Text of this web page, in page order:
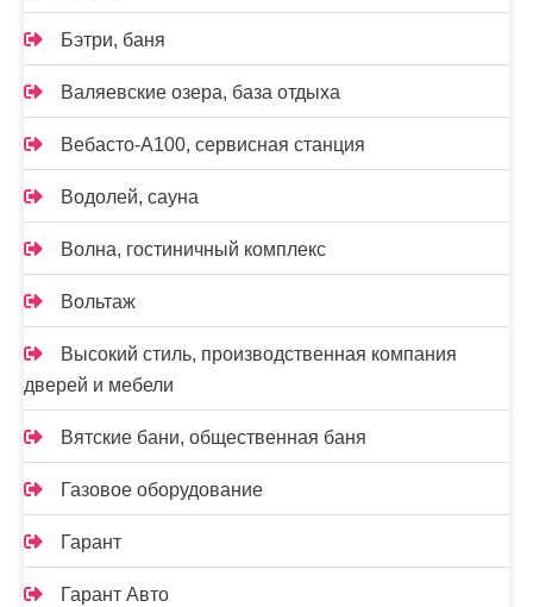
Бэтри, баня
Валяевские озера, база отдыха
Вебасто-А100, сервисная станция
Водолей, сауна
Волна, гостиничный комплекс
Вольтаж
Высокий стиль, производственная компания
дверей и мебели
Вятские бани, общественная баня
Газовое оборудование
Гарант
Гарант Авто